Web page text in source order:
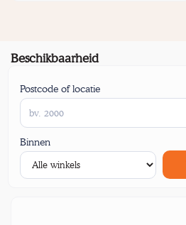
Beschikbaarheid
Postcode of locatie
Binnen